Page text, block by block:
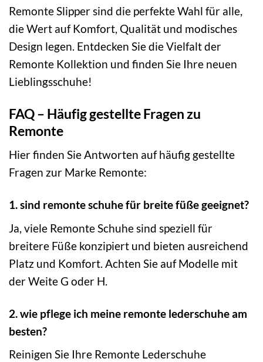
Remonte Slipper sind die perfekte Wahl für alle,
die Wert auf Komfort, Qualität und modisches
Design legen. Entdecken Sie die Vielfalt der
Remonte Kollektion und finden Sie Ihre neuen
Lieblingsschuhe!
FAQ – Häufig gestellte Fragen zu
Remonte
Hier finden Sie Antworten auf häufig gestellte
Fragen zur Marke Remonte:
1. sind remonte schuhe für breite füße geeignet?
Ja, viele Remonte Schuhe sind speziell für
breitere Füße konzipiert und bieten ausreichend
Platz und Komfort. Achten Sie auf Modelle mit
der Weite G oder H.
2. wie pflege ich meine remonte lederschuhe am
besten?
Reinigen Sie Ihre Remonte Lederschuhe